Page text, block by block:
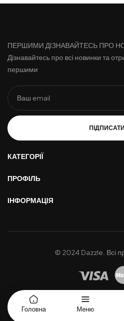
ПЕРШИМИ ДІЗНАВАЙТЕСЬ ПРО
Дізнавайтесь про всі новинки та
першими
КАТЕГОРІЇ
ПРОФІЛЬ
ІНФОРМАЦІЯ
© 2024 Dazzle. Всі
Головна Меню